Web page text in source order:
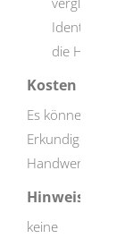
die
Kosten
Es können
Erkundigen Sie
Hinweise
keine